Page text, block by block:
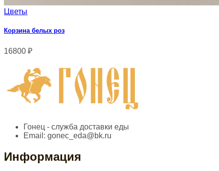
Цветы
Корзина белых роз
16800 ₽
Гонец - служба доставки еды
Email: gonec_eda@bk.ru
Информация